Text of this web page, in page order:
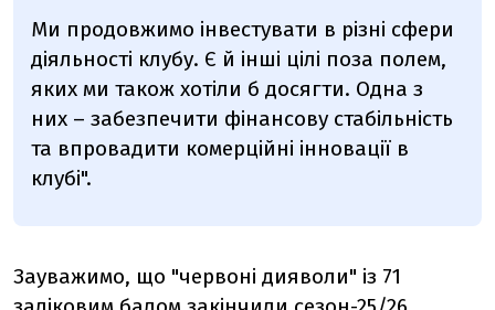
Ми продовжимо інвестувати в різні сфери
діяльності клубу. Є й інші цілі поза полем,
яких ми також хотіли б досягти. Одна з
них – забезпечити фінансову стабільність
та впровадити комерційні інновації в
клубі".
Зауважимо, що "червоні дияволи" із 71